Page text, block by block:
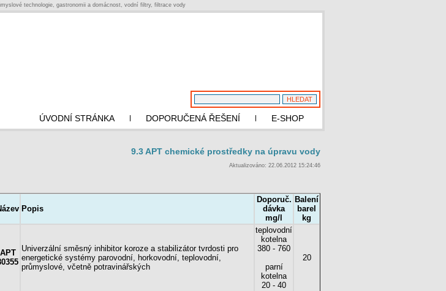
technologie, gastronomii a domácnost, vodní filtry, filtrace vody
ÚVODNÍ STRÁNKA DOPORUČENÁ ŘEŠENÍ E-SHOP
9.3 APT chemické prostředky na úpravu vody
Aktualizováno: 22.06.2012 15:24:46
Popis
Doporuč.
dávka
mg/l
Balení
barel
kg
APT
Univerzální směsný inhibitor koroze a stabilizátor tvrdosti pro
energetické systémy parovodní, horkovodní, teplovodní,
průmyslové, včetně potravinářských
teplovodní
kotelna
380 - 760
parní
kotelna
20 - 40
20